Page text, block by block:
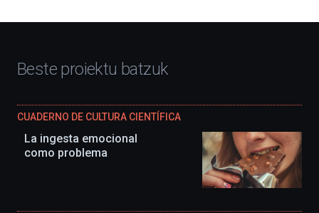
Beste proiektu batzuk
CUADERNO DE CULTURA CIENTÍFICA
La ingesta emocional
como problema